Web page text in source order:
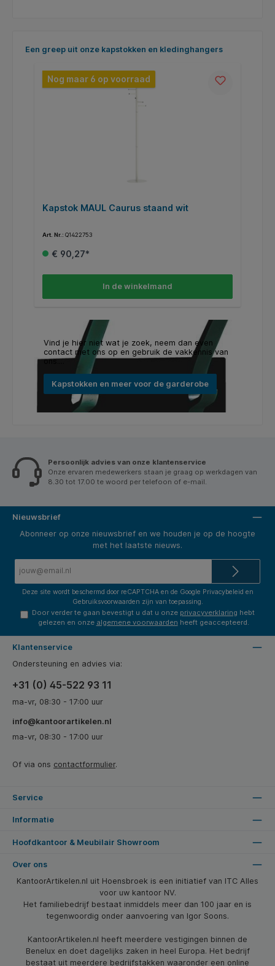
Productgalerij overslaan
Een greep uit onze kapstokken en kledinghangers
Nog maar 6 op voorraad
Kapstok MAUL Caurus staand wit
Art. Nr.: Q1422753
€ 90,27*
In de winkelmand
Vind je hier niet wat je zoek, neem dan even
contact met ons op en gebruik de vakkennis van
ons....
Kapstokken en meer voor de garderobe
Persoonlijk advies van onze klantenservice
Onze ervaren medewerkers staan je graag op werkdagen van
8.30 tot 17.00 te woord per telefoon of e-mail.
Nieuwsbrief
Abonneer op onze nieuwsbrief en we houden je op de hoogte
met het laatste nieuws.
Deze site wordt beschermd door reCAPTCHA en de Google Privacybeleid en
Gebruiksvoorwaarden zijn van toepassing.
Door verder te gaan bevestigt u dat u onze privacyverklaring hebt
gelezen en onze algemene voorwaarden heeft geaccepteerd.
Klantenservice
Ondersteuning en advies via:
+31 (0) 45-522 93 11
ma-vr, 08:30 - 17:00 uur
info@kantoorartikelen.nl
ma-vr, 08:30 - 17:00 uur
Of via ons contactformulier.
Service
Informatie
Hoofdkantoor & Meubilair Showroom
Over ons
KantoorArtikelen.nl uit Hoensbroek is een initiatief van ITC Alles
voor uw kantoor NV.
Het familiebedrijf bestaat inmiddels meer dan 100 jaar en is
tegenwoordig onder aanvoering van Igor Soons.
KantoorArtikelen.nl heeft meerdere vestigingen binnen de
Benelux en doet dagelijks zaken in heel Europa. Het bedrijf
bestaat uit meerdere bedrijfstakken waaronder een online